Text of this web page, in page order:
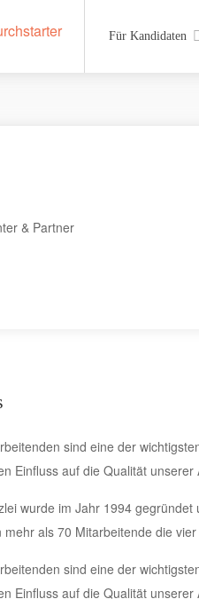
Für Kandidaten
sind eine der
Einfluss auf die Qualität unserer
wurde im Jahr 1994
mehr als 70 Mitarbeitende die vier
sind eine der
Einfluss auf die Qualität